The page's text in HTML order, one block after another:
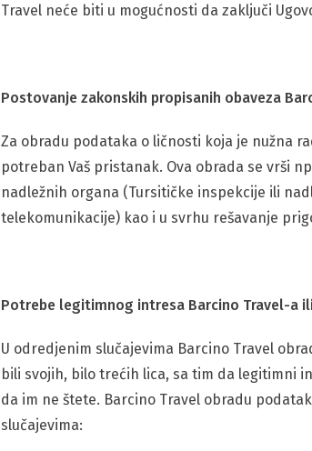
Travel neće biti u mogućnosti da zaključi
Postovanje zakonskih propisanih obaveza
Za obradu podataka o ličnosti koja je nužna
potreban Vaš pristanak. Ova obrada se vrši
nadležnih organa (Tursitičke inspekcije ili
telekomunikacije) kao i u svrhu rešavanje
Potrebe legitimnog intresa Barcino Travel-a
U odredjenim slučajevima Barcino Travel
bili svojih, bilo trećih lica, sa tim da legitimni
da im ne štete. Barcino Travel obradu
slučajevima: